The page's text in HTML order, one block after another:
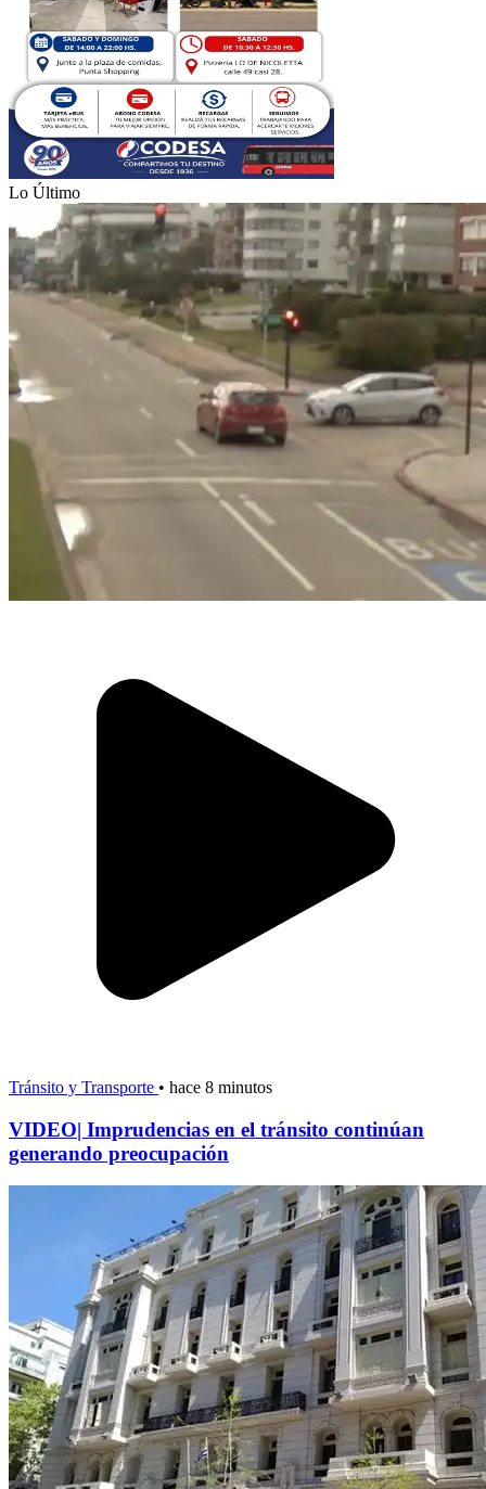
Lo Último
Tránsito y Transporte • hace 8 minutos
VIDEO| Imprudencias en el tránsito continúan
generando preocupación